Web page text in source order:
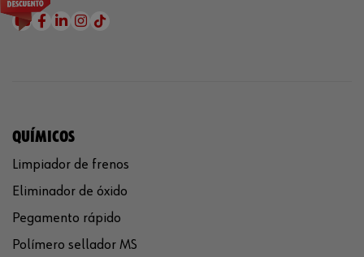
QUÍMICOS
Limpiador de frenos
Eliminador de óxido
Pegamento rápido
Polímero sellador MS